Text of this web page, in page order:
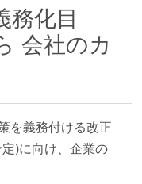
務化目
会社のカ
を義務付ける改正
)に向け、企業の